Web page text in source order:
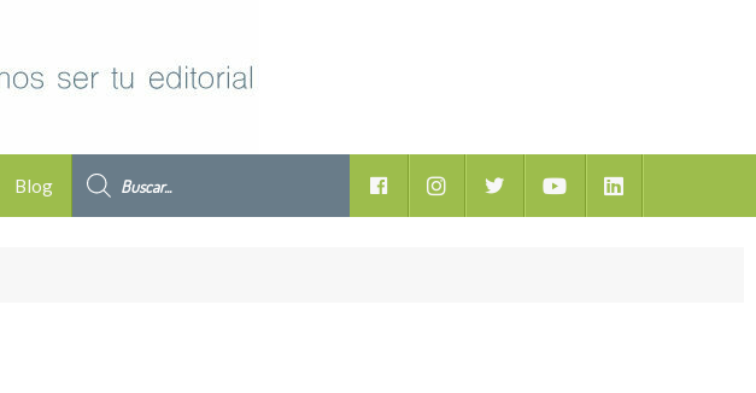
Blog
Facebook YoutubeLinkedIn